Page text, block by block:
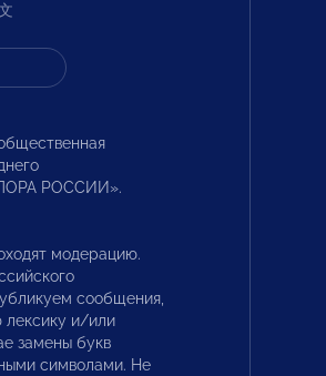
РОССИИ».
модерацию.
сообщения,
и/или
замены букв
символами. Не